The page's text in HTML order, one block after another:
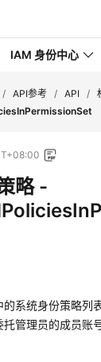
IAM 身份中心
/ API参考 / API /
略 -
系统身份策略列
管理员的成员账